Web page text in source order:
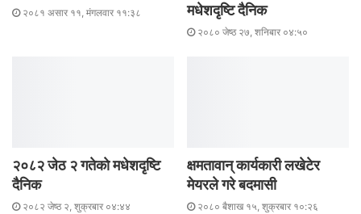
२०८१ असार ११, मंगलवार ११:३८
मधेशदृष्टि दैनिक
२०८० जेष्ठ २७, शनिबार ०४:५०
२०८२ जेठ २ गतेकाे मधेशदृष्टि
दैनिक
२०८२ जेष्ठ २, शुक्रबार ०४:४४
क्षमतावान् कार्यकारी लखेटेर
मेयरले गरे बदमासी
२०८० बैशाख १५, शुक्रबार १०:२६